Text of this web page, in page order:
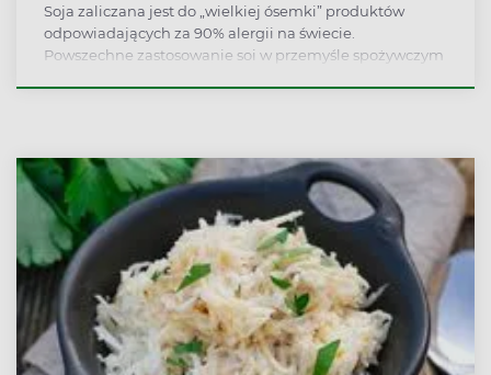
Soja zaliczana jest do „wielkiej ósemki” produktów
odpowiadających za 90% alergii na świecie.
Powszechne zastosowanie soi w przemyśle spożywczym